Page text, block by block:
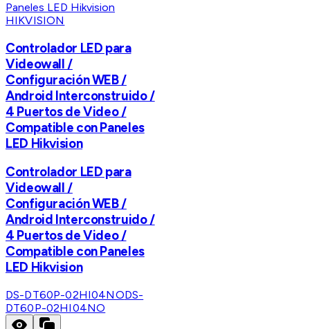
HIKVISION
Controlador LED para
Videowall /
Configuración WEB /
Android Interconstruido /
4 Puertos de Video /
Compatible con Paneles
LED Hikvision
Controlador LED para
Videowall /
Configuración WEB /
Android Interconstruido /
4 Puertos de Video /
Compatible con Paneles
LED Hikvision
DS-DT60P-02HI04NODS-
DT60P-02HI04NO